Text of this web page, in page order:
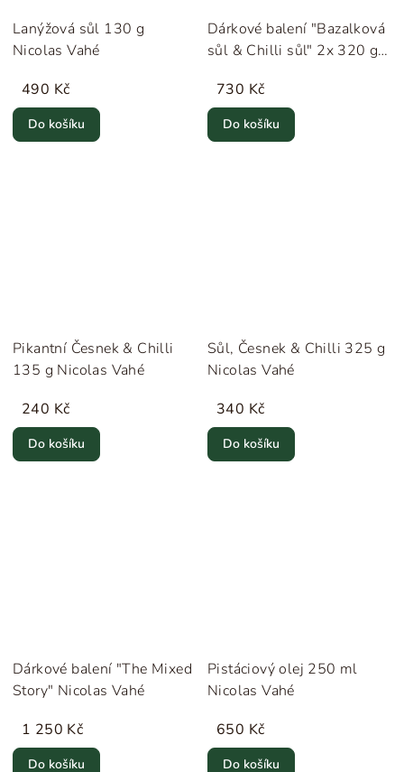
Lanýžová sůl 130 g
Nicolas Vahé
490 Kč
Do košíku
Dárkové balení "Bazalková
sůl & Chilli sůl" 2x 320 g
730 Kč
Do košíku
Pikantní Česnek & Chilli
135 g Nicolas Vahé
240 Kč
Do košíku
Sůl, Česnek & Chilli 325 g
Nicolas Vahé
340 Kč
Do košíku
Dárkové balení "The Mixed
Story" Nicolas Vahé
1 250 Kč
Do košíku
Pistáciový olej 250 ml
Nicolas Vahé
650 Kč
Do košíku